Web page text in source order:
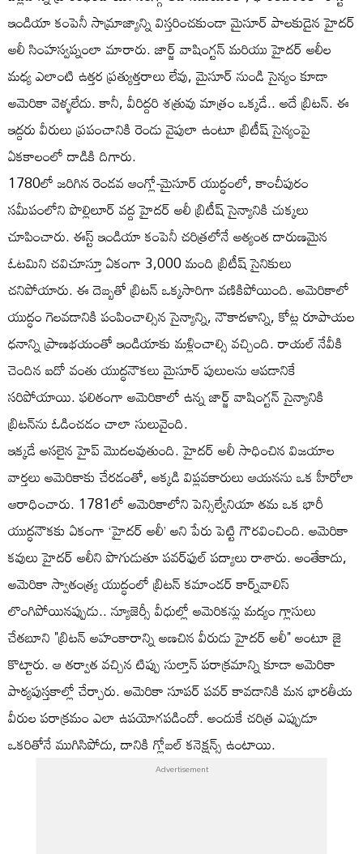
ఇండియా కంపెనీ సామ్రాజ్యాన్ని విస్తరించకుండా మైసూర్ పాలకుడైన హైదర్
అలీ సింహస్వప్నంలా మారారు. జార్జ్ వాషింగ్టన్ మరియు హైదర్ అలీల
మధ్య ఎలాంటి ఉత్తర ప్రత్యుత్తరాలు లేవు, మైసూర్ నుండి సైన్యం కూడా
అమెరికా వెళ్ళలేదు. కానీ, వీరిద్దరి శత్రువు మాత్రం ఒక్కడే.. అదే బ్రిటన్. ఈ
ఇద్దరు వీరులు ప్రపంచానికి రెండు వైపులా ఉంటూ బ్రిటీష్ సైన్యంపై
ఏకకాలంలో దాడికి దిగారు.
1780లో జరిగిన రెండవ ఆంగ్లో-మైసూర్ యుద్ధంలో, కాంచీపురం
సమీపంలోని పొల్లిలూర్ వద్ద హైదర్ అలీ బ్రిటీష్ సైన్యానికి చుక్కలు
చూపించారు. ఈస్ట్ ఇండియా కంపెనీ చరిత్రలోనే అత్యంత దారుణమైన
ఓటమిని చవిచూస్తూ ఏకంగా 3,000 మంది బ్రిటీష్ సైనికులు
చనిపోయారు. ఈ దెబ్బతో బ్రిటన్ ఒక్కసారిగా వణికిపోయింది. అమెరికాలో
యుద్ధం గెలవడానికి పంపించాల్సిన సైన్యాన్ని, నౌకాదళాన్ని, కోట్ల రూపాయల
ధనాన్ని ప్రాణభయంతో ఇండియాకు మళ్లించాల్సి వచ్చింది. రాయల్ నేవీకి
చెందిన ఐదో వంతు యుద్ధనౌకలు మైసూర్ పులులను ఆపడానికే
సరిపోయాయి. ఫలితంగా అమెరికాలో ఉన్న జార్జ్ వాషింగ్టన్ సైన్యానికి
బ్రిటన్‌ను ఓడించడం చాలా సులువైంది.
ఇక్కడే అసలైన హైప్ మొదలవుతుంది. హైదర్ అలీ సాధించిన విజయాల
వార్తలు అమెరికాకు చేరడంతో, అక్కడి విప్లవకారులు ఆయనను ఒక హీరోలా
ఆరాధించారు. 1781లో అమెరికాలోని పెన్సిల్వేనియా తమ ఒక భారీ
యుద్ధనౌకకు ఏకంగా ‘హైదర్ అలీ’ అని పేరు పెట్టి గౌరవించింది. అమెరికా
కవులు హైదర్ అలీని పొగుడుతూ పవర్‌ఫుల్ పద్యాలు రాశారు. అంతేకాదు,
అమెరికా స్వాతంత్ర్య యుద్ధంలో బ్రిటన్ కమాండర్ కార్న్‌వాలిస్
లొంగిపోయినప్పుడు.. న్యూజెర్సీ వీధుల్లో అమెరికన్లు మద్యం గ్లాసులు
చేతబూని "బ్రిటన్ అహంకారాన్ని అణచిన వీరుడు హైదర్ అలీ" అంటూ జై
కొట్టారు. ఆ తర్వాత వచ్చిన టిప్పు సుల్తాన్ పరాక్రమాన్ని కూడా అమెరికా
పాఠ్యపుస్తకాల్లో చేర్చారు. అమెరికా సూపర్ పవర్ కావడానికి మన భారతీయ
వీరుల పరాక్రమం ఎలా ఉపయోగపడిందో. అందుకే చరిత్ర ఎప్పుడూ
ఒకరితోనే ముగిసిపోదు, దానికి గ్లోబల్ కనెక్షన్స్ ఉంటాయి.